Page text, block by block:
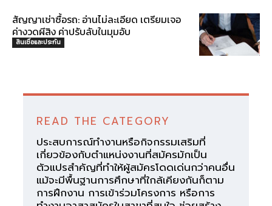
สัญญาเช่าซื้อรถ: อ่านไม่ละเอียด เตรียมเจอ
ค่างวดผีสิง ค่าปรับลับในมุมอับ
สินเชื่อและประกัน
READ THE CATEGORY
ประสบการณ์ทำงานหรือกิจกรรมเสริมที่
เกี่ยวข้องกับตำแหน่งงานที่สมัครมักเป็น
ตัวแปรสำคัญที่ทำให้ผู้สมัครโดดเด่นกว่าคนอื่น
แม้จะมีพื้นฐานการศึกษาที่ใกล้เคียงกันก็ตาม
การฝึกงาน การเข้าร่วมโครงการ หรือการ